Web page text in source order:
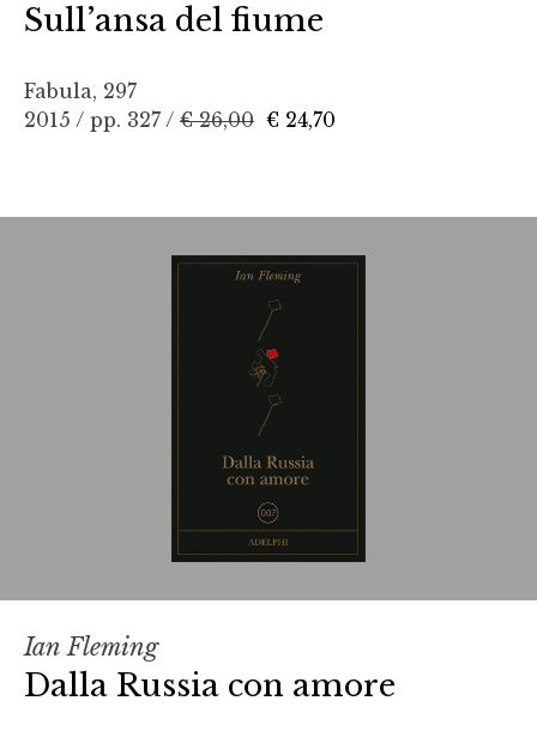
Sull’ansa del fiume
Fabula, 297
2015 / pp. 327 / € 26,00 € 24,70
Ian Fleming
Dalla Russia con amore